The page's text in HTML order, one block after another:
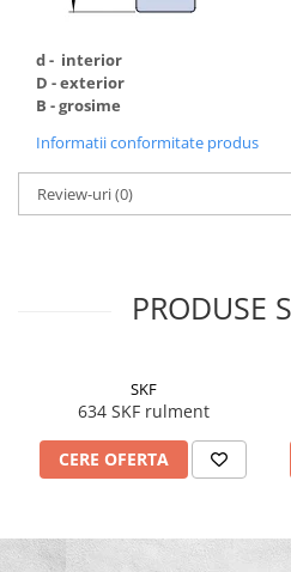
d - interior
D - exterior
B - grosime
Informatii conformitate produs
Review-uri(0)
PRODUSE
SKF
634 SKF rulment
CERE OFERTA